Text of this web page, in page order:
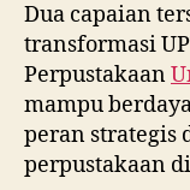
Dua capaian
transformasi
Perpustakaan
mampu
peran strategis
perpustakaan